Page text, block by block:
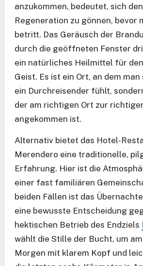
anzukommen, bedeutet, sich
Regeneration zu gönnen, bevor
betritt. Das Geräusch der
durch die geöffneten Fenster
ein natürliches Heilmittel für
Geist. Es ist ein Ort, an dem
ein Durchreisender fühlt,
der am richtigen Ort zur
angekommen ist.
Alternativ bietet das Hotel-
Merendero eine traditionelle,
Erfahrung. Hier ist die
einer fast familiären
beiden Fällen ist das
eine bewusste Entscheidung
hektischen Betrieb des Endziels
wählt die Stille der Bucht, um
Morgen mit klarem Kopf und